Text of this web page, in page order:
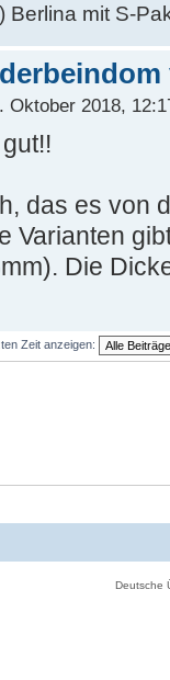
Berlina mit S-
2018,
das es von
Varianten
Die
Zeit anzeigen:
Deutsche